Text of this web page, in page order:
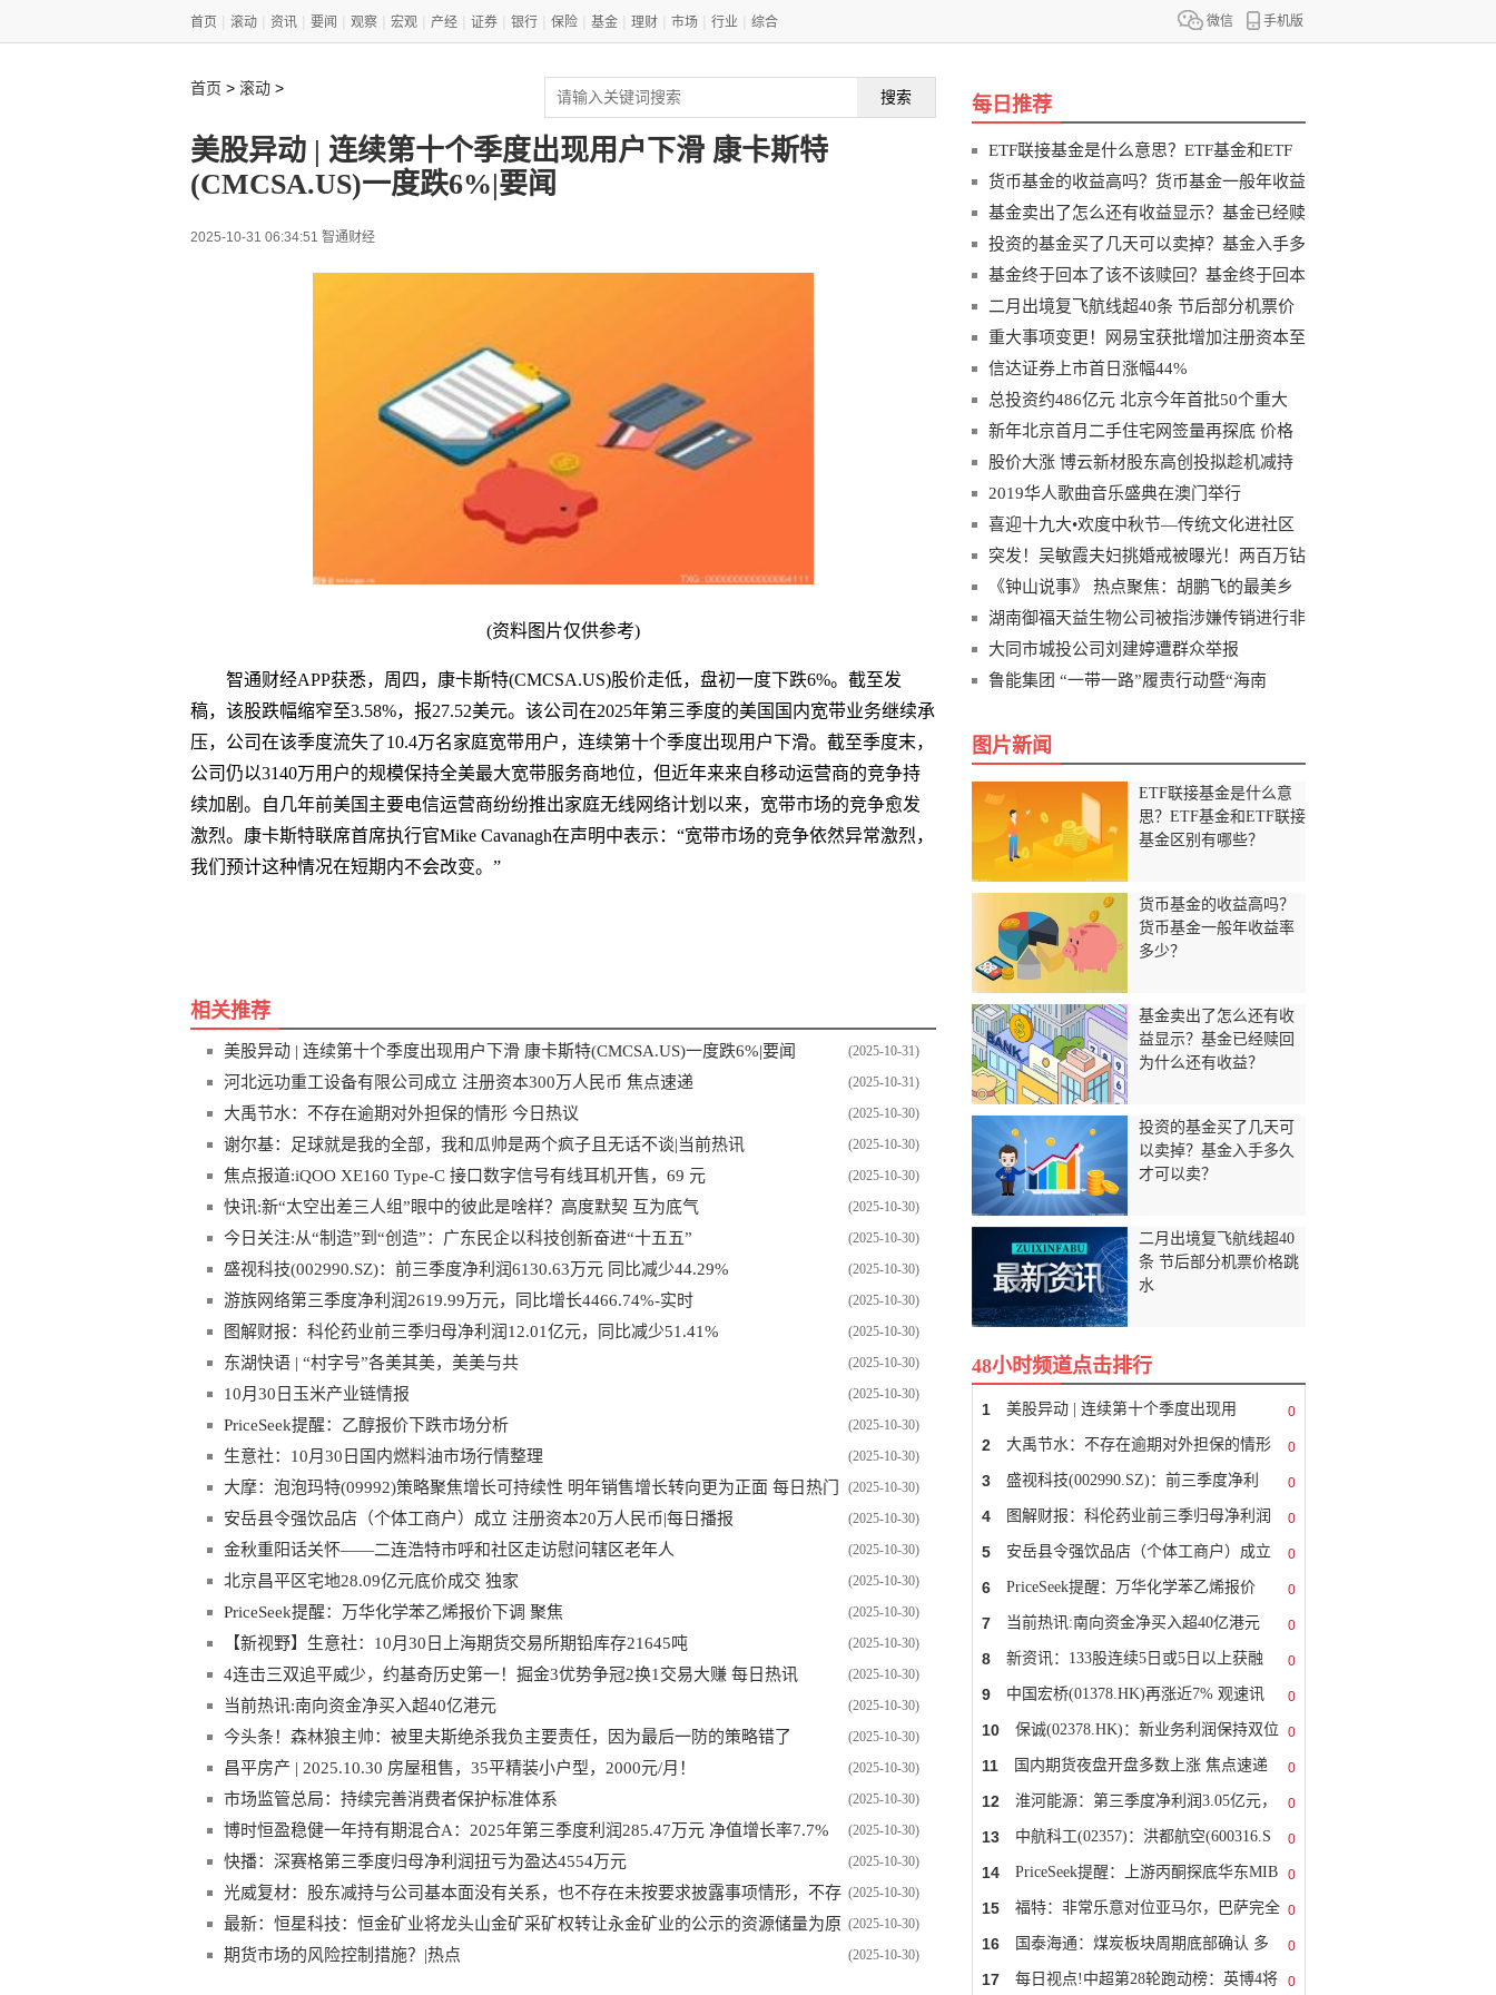
微信 手机版
首页 滚动 资讯 要闻 观察 宏观 产经 证券 银行 保险 基金 理财 市场 行业 综合
首页 > 滚动 > 搜索
美股异动 | 连续第十个季度出现用户下滑 康卡斯特
(CMCSA.US)一度跌6%|要闻
2025-10-31 06:34:51 智通财经
(资料图片仅供参考)
智通财经APP获悉，周四，康卡斯特(CMCSA.US)股价走低，盘初一度下跌6%。截至发
稿，该股跌幅缩窄至3.58%，报27.52美元。该公司在2025年第三季度的美国国内宽带业务继续承
压，公司在该季度流失了10.4万名家庭宽带用户，连续第十个季度出现用户下滑。截至季度末，
公司仍以3140万用户的规模保持全美最大宽带服务商地位，但近年来来自移动运营商的竞争持
续加剧。自几年前美国主要电信运营商纷纷推出家庭无线网络计划以来，宽带市场的竞争愈发
激烈。康卡斯特联席首席执行官Mike Cavanagh在声明中表示：“宽带市场的竞争依然异常激烈，
我们预计这种情况在短期内不会改变。”
相关推荐
(2025-10-31)
美股异动 | 连续第十个季度出现用户下滑 康卡斯特(CMCSA.US)一度跌6%|要闻
(2025-10-31)
河北远功重工设备有限公司成立 注册资本300万人民币 焦点速递
(2025-10-30)
大禹节水：不存在逾期对外担保的情形 今日热议
(2025-10-30)
谢尔基：足球就是我的全部，我和瓜帅是两个疯子且无话不谈|当前热讯
(2025-10-30)
焦点报道:iQOO XE160 Type-C 接口数字信号有线耳机开售，69 元
(2025-10-30)
快讯:新“太空出差三人组”眼中的彼此是啥样？高度默契 互为底气
(2025-10-30)
今日关注:从“制造”到“创造”：广东民企以科技创新奋进“十五五”
(2025-10-30)
盛视科技(002990.SZ)：前三季度净利润6130.63万元 同比减少44.29%
(2025-10-30)
游族网络第三季度净利润2619.99万元，同比增长4466.74%-实时
(2025-10-30)
图解财报：科伦药业前三季归母净利润12.01亿元，同比减少51.41%
(2025-10-30)
东湖快语 | “村字号”各美其美，美美与共
(2025-10-30)
10月30日玉米产业链情报
(2025-10-30)
PriceSeek提醒：乙醇报价下跌市场分析
(2025-10-30)
生意社：10月30日国内燃料油市场行情整理
(2025-10-30)
大摩：泡泡玛特(09992)策略聚焦增长可持续性 明年销售增长转向更为正面 每日热门
(2025-10-30)
安岳县令强饮品店（个体工商户）成立 注册资本20万人民币|每日播报
(2025-10-30)
金秋重阳话关怀——二连浩特市呼和社区走访慰问辖区老年人
(2025-10-30)
北京昌平区宅地28.09亿元底价成交 独家
(2025-10-30)
PriceSeek提醒：万华化学苯乙烯报价下调 聚焦
(2025-10-30)
【新视野】生意社：10月30日上海期货交易所期铅库存21645吨
(2025-10-30)
4连击三双追平威少，约基奇历史第一！掘金3优势争冠2换1交易大赚 每日热讯
(2025-10-30)
当前热讯:南向资金净买入超40亿港元
(2025-10-30)
今头条！森林狼主帅：被里夫斯绝杀我负主要责任，因为最后一防的策略错了
(2025-10-30)
昌平房产 | 2025.10.30 房屋租售，35平精装小户型，2000元/月！
(2025-10-30)
市场监管总局：持续完善消费者保护标准体系
(2025-10-30)
博时恒盈稳健一年持有期混合A：2025年第三季度利润285.47万元 净值增长率7.7%
(2025-10-30)
快播：深赛格第三季度归母净利润扭亏为盈达4554万元
(2025-10-30)
光威复材：股东减持与公司基本面没有关系，也不存在未按要求披露事项情形，不存
在重大经营风险_报道
(2025-10-30)
最新：恒星科技：恒金矿业将龙头山金矿采矿权转让永金矿业的公示的资源储量为原
采矿权所有人赤峰市金田矿业有限责任公司在主管部门备案的龙头山金矿资源储量
(2025-10-30)
期货市场的风险控制措施？|热点
每日推荐
ETF联接基金是什么意思？ETF基金和ETF
联
货币基金的收益高吗？货币基金一般年收益
基金卖出了怎么还有收益显示？基金已经赎
投资的基金买了几天可以卖掉？基金入手多
基金终于回本了该不该赎回？基金终于回本
二月出境复飞航线超40条 节后部分机票价
重大事项变更！网易宝获批增加注册资本至
信达证券上市首日涨幅44%
总投资约486亿元 北京今年首批50个重大
新年北京首月二手住宅网签量再探底 价格
股价大涨 博云新材股东高创投拟趁机减持
2019华人歌曲音乐盛典在澳门举行
喜迎十九大•欢度中秋节—传统文化进社区
突发！吴敏霞夫妇挑婚戒被曝光！两百万钻
《钟山说事》 热点聚焦：胡鹏飞的最美乡
湖南御福天益生物公司被指涉嫌传销进行非
大同市城投公司刘建婷遭群众举报
鲁能集团 “一带一路”履责行动暨“海南
图片新闻
ETF联接基金是什么意
思？ETF基金和ETF联接
基金区别有哪些？
货币基金的收益高吗？
货币基金一般年收益率
多少？
基金卖出了怎么还有收
益显示？基金已经赎回
为什么还有收益？
投资的基金买了几天可
以卖掉？基金入手多久
才可以卖？
二月出境复飞航线超40
条 节后部分机票价格跳
水
48小时频道点击排行
0
1 美股异动 | 连续第十个季度出现用
0
2 大禹节水：不存在逾期对外担保的情形
0
3 盛视科技(002990.SZ)：前三季度净利
0
4 图解财报：科伦药业前三季归母净利润
0
5 安岳县令强饮品店（个体工商户）成立
0
6 PriceSeek提醒：万华化学苯乙烯报价
0
7 当前热讯:南向资金净买入超40亿港元
0
8 新资讯：133股连续5日或5日以上获融
0
9 中国宏桥(01378.HK)再涨近7% 观速讯
0
10 保诚(02378.HK)：新业务利润保持双位
0
11 国内期货夜盘开盘多数上涨 焦点速递
0
12 淮河能源：第三季度净利润3.05亿元，
0
13 中航科工(02357)：洪都航空(600316.S
0
14 PriceSeek提醒：上游丙酮探底华东MIB
0
15 福特：非常乐意对位亚马尔，巴萨完全
0
16 国泰海通：煤炭板块周期底部确认 多
0
17 每日视点!中超第28轮跑动榜：英博4将